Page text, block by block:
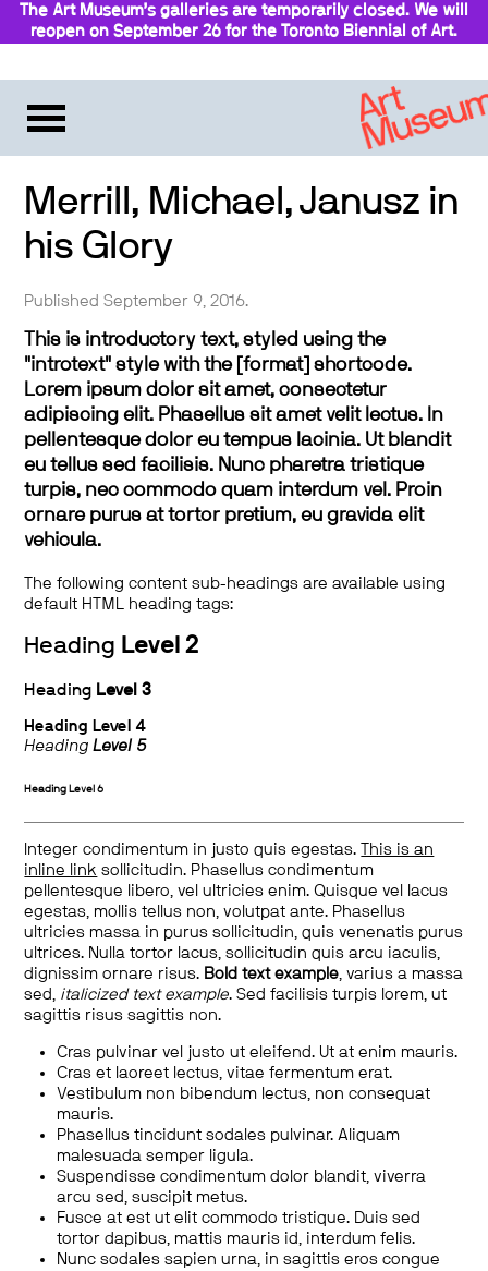
The Art Museum’s galleries are temporarily closed. We will
reopen on September 26 for the Toronto Biennial of Art.
Merrill, Michael, Janusz in
his Glory
Published September 9, 2016.
This is introductory text, styled using the
"introtext" style with the [format] shortcode.
Lorem ipsum dolor sit amet, consectetur
adipiscing elit. Phasellus sit amet velit lectus. In
pellentesque dolor eu tempus lacinia. Ut blandit
eu tellus sed facilisis. Nunc pharetra tristique
turpis, nec commodo quam interdum vel. Proin
ornare purus at tortor pretium, eu gravida elit
vehicula.
The following content sub-headings are available using
default HTML heading tags:
Heading Level 2
Heading Level 3
Heading Level 4
HeadingLevel 5
Heading Level 6
Integer condimentum in justo quis egestas.
This is an
inline link sollicitudin. Phasellus condimentum
pellentesque libero, vel ultricies enim. Quisque vel lacus
egestas, mollis tellus non, volutpat ante. Phasellus
ultricies massa in purus sollicitudin, quis venenatis purus
ultrices. Nulla tortor lacus, sollicitudin quis arcu iaculis,
dignissim ornare risus. Bold text example, varius a massa
sed, italicized text example. Sed facilisis turpis lorem, ut
sagittis risus sagittis non.
Cras pulvinar vel justo ut eleifend. Ut at enim mauris.
Cras et laoreet lectus, vitae fermentum erat.
Vestibulum non bibendum lectus, non consequat
mauris.
Phasellus tincidunt sodales pulvinar. Aliquam
malesuada semper ligula.
Suspendisse condimentum dolor blandit, viverra
arcu sed, suscipit metus.
Fusce at est ut elit commodo tristique. Duis sed
tortor dapibus, mattis mauris id, interdum felis.
Nunc sodales sapien urna, in sagittis eros congue